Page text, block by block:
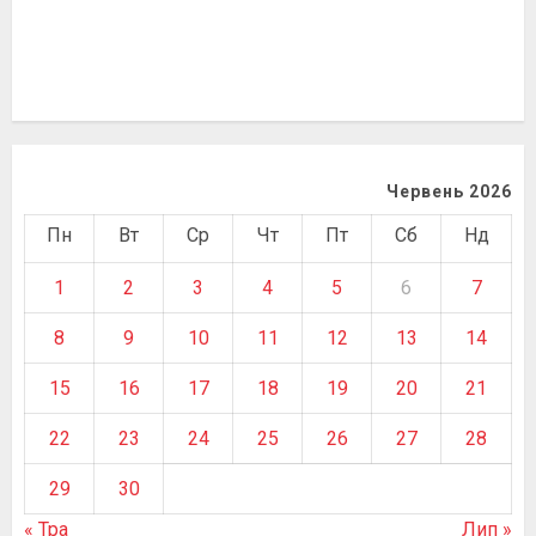
Червень 2026
Пн Вт Ср Чт Пт Сб Нд
1 2 3 4 5 6 7
8 9 10 11 12 13 14
15 16 17 18 19 20 21
22 23 24 25 26 27 28
29
30
« Тра
Лип »